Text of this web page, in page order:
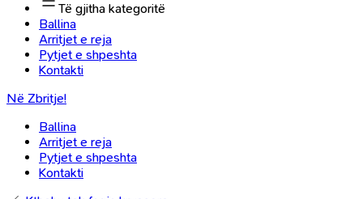
Të gjitha kategoritë
Ballina
Arritjet e reja
Pytjet e shpeshta
Kontakti
Në Zbritje!
Ballina
Arritjet e reja
Pytjet e shpeshta
Kontakti